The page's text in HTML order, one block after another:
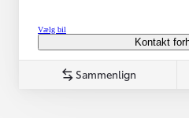
Vælg bil
Kontakt
Sammenlign